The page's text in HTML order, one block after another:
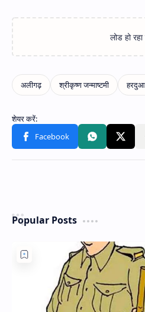
Popular Posts